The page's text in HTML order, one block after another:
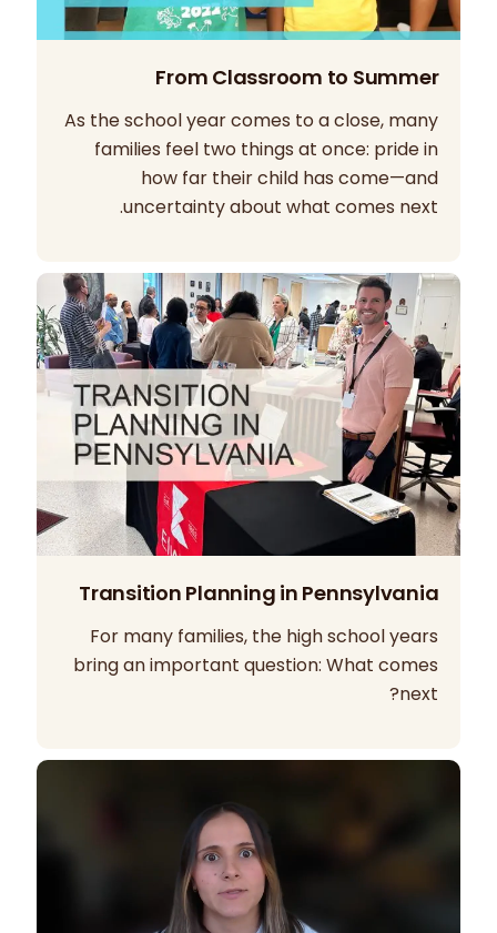
From Classroom to Summer
As the school year comes to a close, many
families feel two things at once: pride in
how far their child has come—and
uncertainty about what comes next.
Transition Planning in Pennsylvania
For many families, the high school years
bring an important question: What comes
next?